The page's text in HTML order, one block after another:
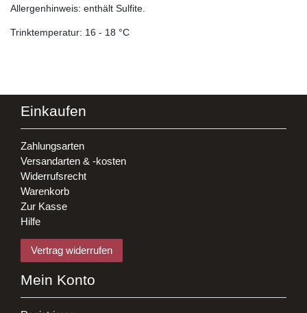
Allergenhinweis: enthält Sulfite.
Trinktemperatur: 16 - 18 °C
Einkaufen
Zahlungsarten
Versandarten & -kosten
Widerrufsrecht
Warenkorb
Zur Kasse
Hilfe
Vertrag widerrufen
Mein Konto